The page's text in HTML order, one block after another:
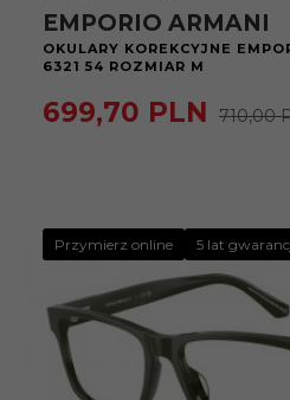
EMPORIO ARMANI
OKULARY KOREKCYJNE
6321 54 ROZMIAR M
699,70 PLN 710,00
Przymierz online 5 lat